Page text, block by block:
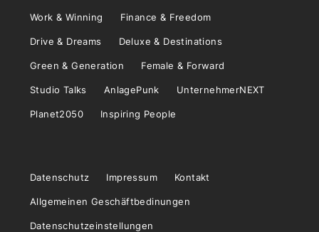
Work & Winning Finance & Freedom
Drive & Dreams Deluxe & Destinations
Green & Generation Female & Forward
Studio Talks AnlagePunk UnternehmerNEXT
Planet2050 Inspiring People
Datenschutz Impressum Kontakt
Allgemeinen Geschäftbedinungen
Datenschutzeinstellungen